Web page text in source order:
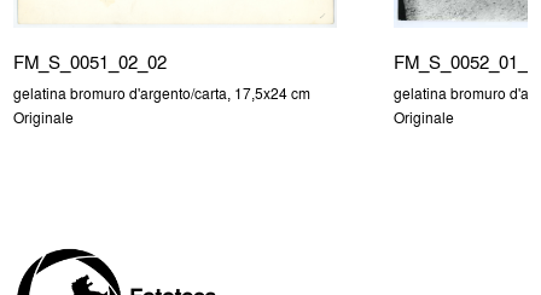
FM_S_0051_02_02
gelatina bromuro d'argento/carta, 17,5x24 cm
Originale
gelatina bromuro
Originale